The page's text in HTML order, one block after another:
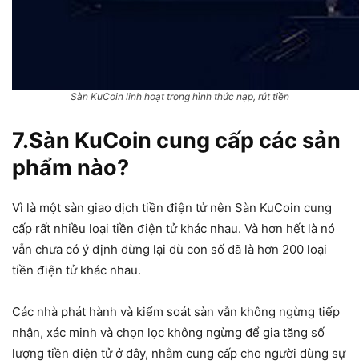
Sàn KuCoin linh hoạt trong hình thức nạp, rút tiền
7.Sàn KuCoin cung cấp các sản
phẩm nào?
Vì là một sàn giao dịch tiền điện tử nên Sàn KuCoin cung
cấp rất nhiều loại tiền điện tử khác nhau. Và hơn hết là nó
vẫn chưa có ý định dừng lại dù con số đã là hơn 200 loại
tiền điện tử khác nhau.
Các nhà phát hành và kiểm soát sàn vẫn không ngừng tiếp
nhận, xác minh và chọn lọc không ngừng để gia tăng số
lượng tiền điện tử ở đây, nhằm cung cấp cho người dùng sự